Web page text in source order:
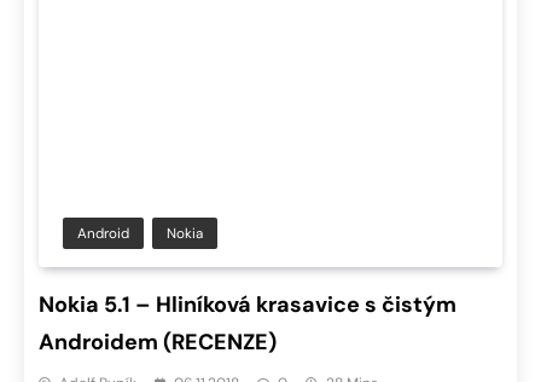
Android Nokia
Nokia 5.1 – Hliníková krasavice s čistým
Androidem (RECENZE)